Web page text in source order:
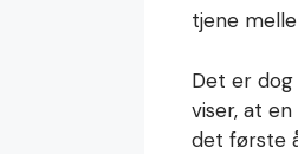
tjene
Det er
viser, at
det første